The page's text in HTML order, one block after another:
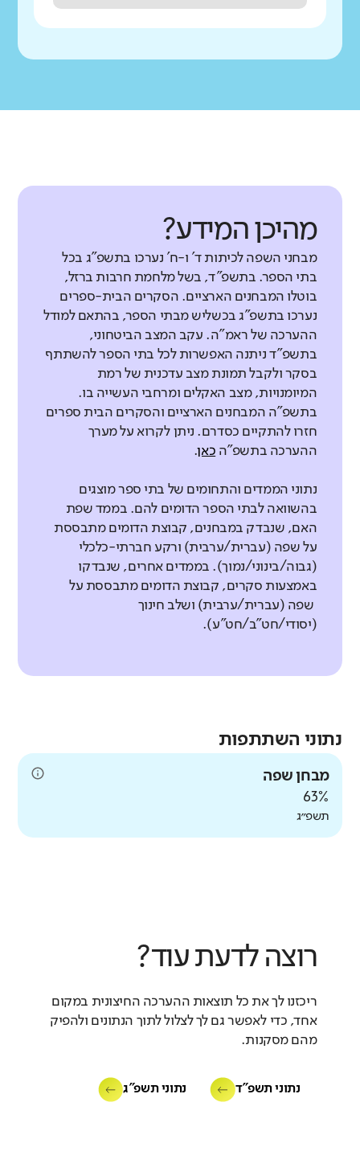
מהיכן המידע?
מבחני השפה לכיתות ד' ו-ח' נערכו בתשפ"ג בכל
בתי הספר. בתשפ"ד, בשל מלחמת חרבות ברזל,
בוטלו המבחנים הארציים. הסקרים הבית-ספרים
נערכו בתשפ"ג בכשליש מבתי הספר, בהתאם למודל
ההערכה של ראמ"ה. עקב המצב הביטחוני,
בתשפ"ד ניתנה האפשרות לכל בתי הספר להשתתף
בסקר ולקבל תמונת מצב עדכנית של רמת
המיומנויות, מצב האקלים ומרחבי העשייה בו.
בתשפ"ה המבחנים הארציים והסקרים הבית ספרים
חזרו להתקיים כסדרם. ניתן לקרוא על מערך
ההערכה בתשפ"ה כאן.
נתוני הממדים והתחומים של בתי ספר מוצגים
בהשוואה לבתי הספר הדומים להם. בממד שפת
האם, שנבדק במבחנים, קבוצת הדומים מתבססת
על שפה (עברית/ערבית) ורקע חברתי-כלכלי
(גבוה/בינוני/נמוך). בממדים אחרים, שנבדקו
באמצעות סקרים, קבוצת הדומים מתבססת על
שפה (עברית/ערבית) ושלב חינוך
(יסודי/חט"ב/חט"ע).
נתוני השתתפות
מבחן שפה
63%
תשפ״ג
רוצה לדעת עוד?
ריכזנו לך את כל תוצאות ההערכה החיצונית במקום
אחד, כדי לאפשר גם לך לצלול לתוך הנתונים ולהפיק
מהם מסקנות.
נתוני תשפ"ד נתוני תשפ"ג